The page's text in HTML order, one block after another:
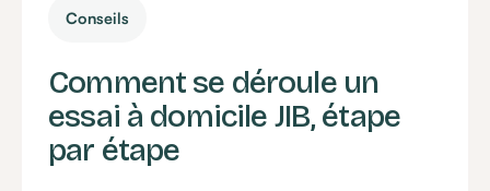
Conseils
Comment se déroule un
essai à domicile JIB, étape
par étape